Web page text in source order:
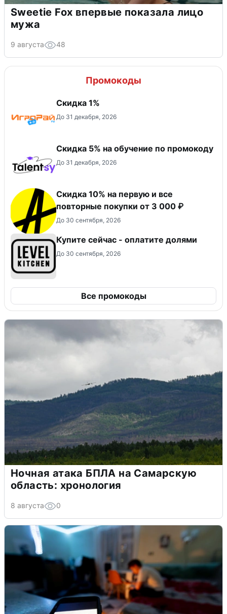
Sweetie Fox впервые показала лицо
мужа
9 августа 48
Промокоды
Скидка 1%
До 31 декабря, 2026
Скидка 5% на обучение по промокоду
До 31 декабря, 2026
Скидка 10% на первую и все
повторные покупки от 3 000 ₽
До 30 сентября, 2026
Купите сейчас - оплатите долями
До 30 сентября, 2026
Все промокоды
Ночная атака БПЛА на Самарскую
область: хронология
8 августа 0